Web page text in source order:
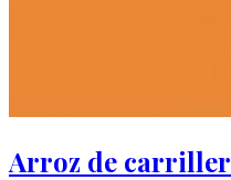
Arroz de